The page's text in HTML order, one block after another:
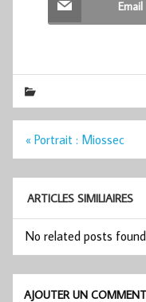
Email
Navigation
l’article
« Portrait : Miossec
ARTICLES SIMILIAIRES
No related posts
AJOUTER UN